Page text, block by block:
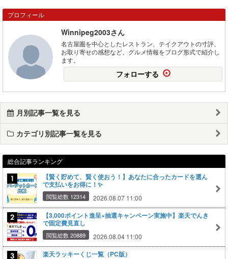
プロフィール
Winnipeg2003さん
名古屋圏を中心としたレストラン、テイクアウトの寸評、
お取り寄せの感想など、グルメ情報をブログ形式で紹介し
ます。
フォローする
月別記事一覧を見る
カテゴリ別記事一覧を見る
総合記事ランキング
【賢く貯めて、賢く使おう！】あなたに合ったカードを選ん
で支払いをお得に！✨
閲覧総数 12314 2026.08.07 11:00
【3,000ポイント進呈×抽選キャンペーン実施中】楽天でんき
で固定費見直し
閲覧総数 20889 2026.08.04 11:00
楽天ラッキーくじ一覧（PC版）